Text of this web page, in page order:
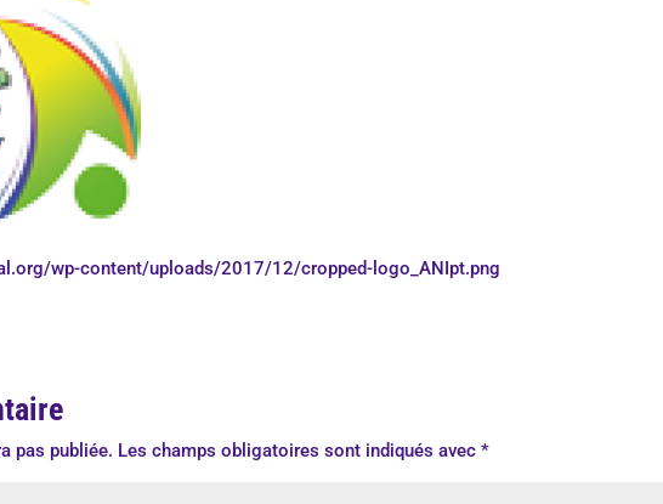
wp-content/uploads/2017/12/cropped-logo_ANIpt.png
pas publiée. Les champs obligatoires sont indiqués avec*